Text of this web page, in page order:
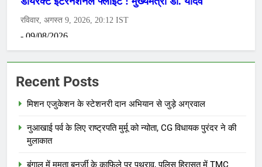
Recent Posts
मिशन एजुकेशन के स्टेशनरी दान अभियान से जुड़े अग्रवाल
नुआखाई पर्व के लिए राष्ट्रपति मुर्मू को न्योता, CG विधायक पुरंदर ने की
मुलाकात
बंगाल में ममता बनर्जी के काफिले पर पथराव, पुलिस हिरासत में TMC